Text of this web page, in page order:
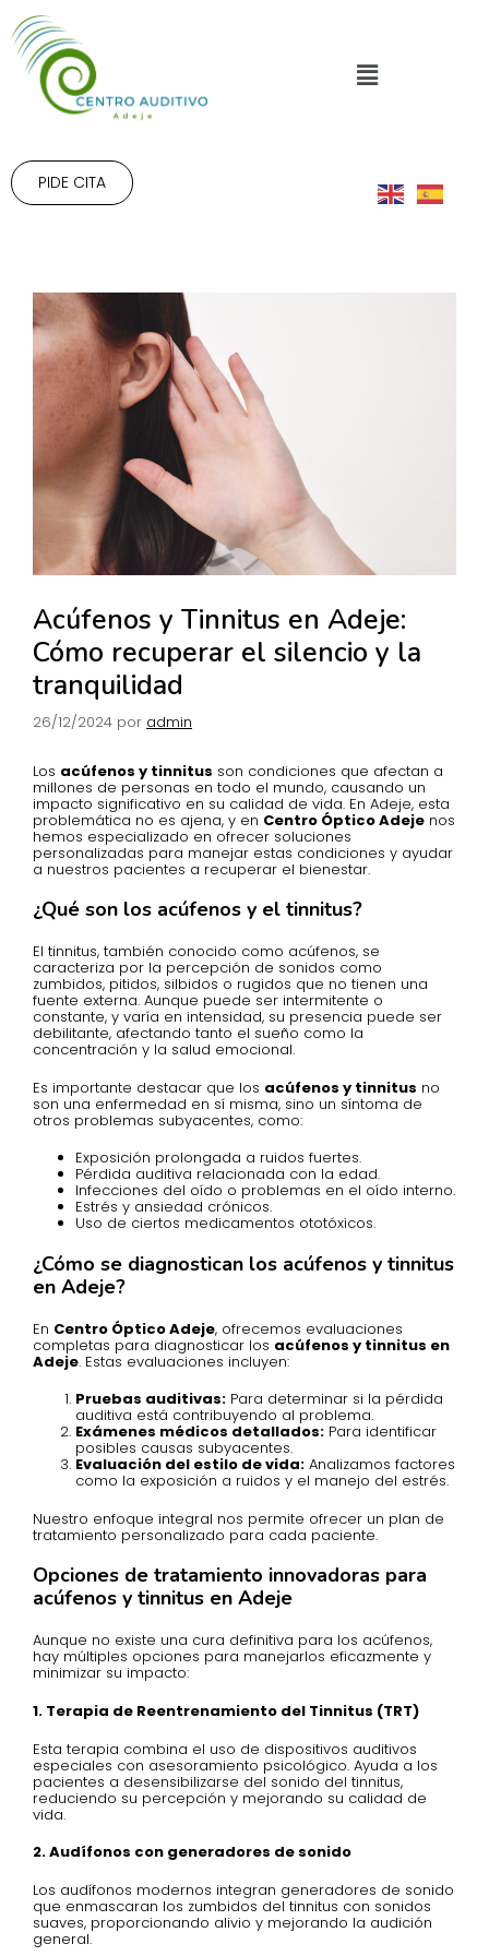
PIDE CITA
Acúfenos y Tinnitus en Adeje:
Cómo recuperar el silencio y la
tranquilidad
26/12/2024 por admin
Los acúfenos y tinnitus son condiciones que afectan a
millones de personas en todo el mundo, causando un
impacto significativo en su calidad de vida. En Adeje, esta
problemática no es ajena, y en Centro Óptico Adeje nos
hemos especializado en ofrecer soluciones
personalizadas para manejar estas condiciones y ayudar
a nuestros pacientes a recuperar el bienestar.
¿Qué son los acúfenos y el tinnitus?
El tinnitus, también conocido como acúfenos, se
caracteriza por la percepción de sonidos como
zumbidos, pitidos, silbidos o rugidos que no tienen una
fuente externa. Aunque puede ser intermitente o
constante, y varía en intensidad, su presencia puede ser
debilitante, afectando tanto el sueño como la
concentración y la salud emocional.
Es importante destacar que los acúfenos y tinnitus no
son una enfermedad en sí misma, sino un síntoma de
otros problemas subyacentes, como:
Exposición prolongada a ruidos fuertes.
Pérdida auditiva relacionada con la edad.
Infecciones del oído o problemas en el oído interno.
Estrés y ansiedad crónicos.
Uso de ciertos medicamentos ototóxicos.
¿Cómo se diagnostican los acúfenos y tinnitus
en Adeje?
En Centro Óptico Adeje, ofrecemos evaluaciones
completas para diagnosticar los acúfenos y tinnitus en
Adeje. Estas evaluaciones incluyen:
Pruebas auditivas: Para determinar si la pérdida
auditiva está contribuyendo al problema.
Exámenes médicos detallados: Para identificar
posibles causas subyacentes.
Evaluación del estilo de vida: Analizamos factores
como la exposición a ruidos y el manejo del estrés.
Nuestro enfoque integral nos permite ofrecer un plan de
tratamiento personalizado para cada paciente.
Opciones de tratamiento innovadoras para
acúfenos y tinnitus en Adeje
Aunque no existe una cura definitiva para los acúfenos,
hay múltiples opciones para manejarlos eficazmente y
minimizar su impacto:
1. Terapia de Reentrenamiento del Tinnitus (TRT)
Esta terapia combina el uso de dispositivos auditivos
especiales con asesoramiento psicológico. Ayuda a los
pacientes a desensibilizarse del sonido del tinnitus,
reduciendo su percepción y mejorando su calidad de
vida.
2. Audífonos con generadores de sonido
Los audífonos modernos integran generadores de sonido
que enmascaran los zumbidos del tinnitus con sonidos
suaves, proporcionando alivio y mejorando la audición
general.